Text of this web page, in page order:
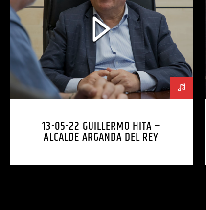
13-05-22 GUILLERMO HITA –
ALCALDE ARGANDA DEL REY